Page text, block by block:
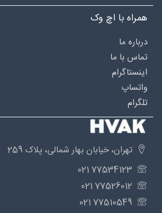
همراه با اچ وک
درباره‌ ما
تماس با ما
اینستاگرام
واتساپ
تلگرام
تهران، خیابان بهار شمالی، پلاک 259
77534123 021
77526012 021
77510549 021